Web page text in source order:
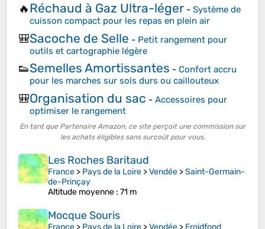
🔥Réchaud à Gaz Ultra-léger - Système de
cuisson compact pour les repas en plein air
🎒Sacoche de Selle - Petit rangement pour
outils et cartographie légère
👟Semelles Amortissantes - Confort accru
pour les marches sur sols durs ou caillouteux
🎒Organisation du sac - Accessoires pour
optimiser le rangement
En tant que Partenaire Amazon, ce site perçoit une commission sur
les achats éligibles sans surcoût pour vous.
Les Roches Baritaud
France > Pays de la Loire >Vendée >Saint-Germain-
de-Prinçay
Altitude moyenne : 71 m
Mocque Souris
France > Pays de la Loire >Vendée > Froidfond